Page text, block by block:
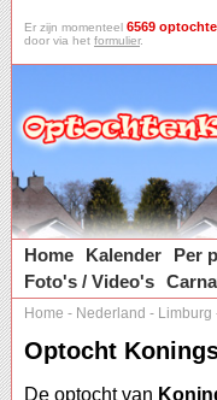
Er zijn momenteel 6569
door via het formulier.
Home
Kalender Per
Foto's / Video's
Home - Nederland - Limburg
Optocht
De optocht van